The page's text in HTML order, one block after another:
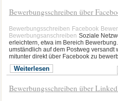
Bewerbungsschreiben über
Bewerbungsschreiben Facebook
Bewerbungsanschreiben Soziale
erleichtern, etwa im Bereich
umständlich auf dem Postweg versandt
mitunter direkt über Facebook zu
Weiterlesen
Bewerbungsschreiben über